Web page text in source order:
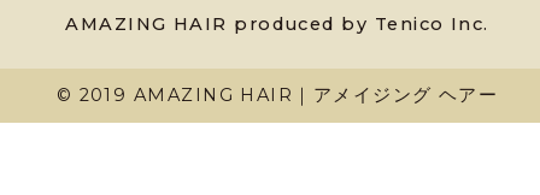
AMAZING HAIR produced by Tenico Inc.
© 2019 AMAZING HAIR｜アメイジング ヘアー